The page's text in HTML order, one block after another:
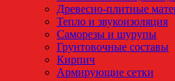
Древесно-плитные
Тепло и звукоизоляция
Саморезы и шурупы
Грунтовочные составы
Кирпич
Армирующие сетки